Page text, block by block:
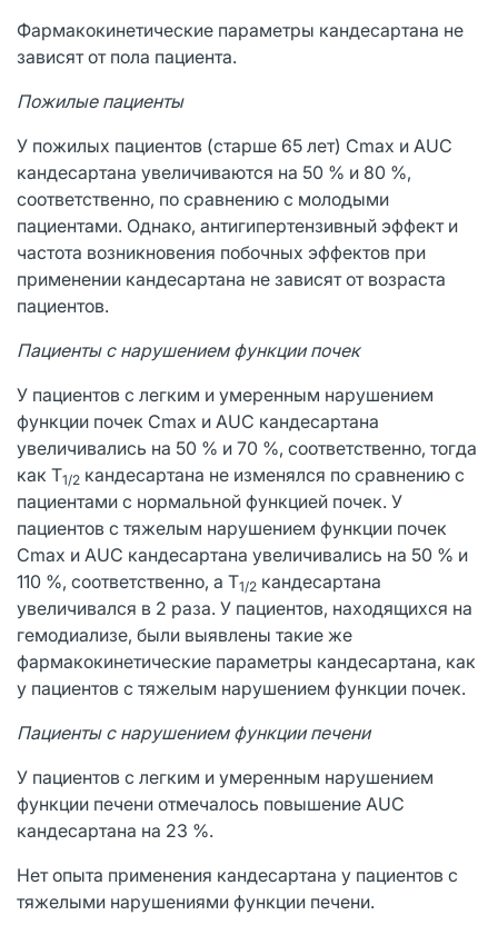
Фармакокинетические параметры кандесартана не
зависят от пола пациента.
Пожилые пациенты
У пожилых пациентов (старше 65 лет) Сmax и AUC
кандесартана увеличиваются на 50 % и 80 %,
соответственно, по сравнению с молодыми
пациентами. Однако, антигипертензивный эффект и
частота возникновения побочных эффектов при
применении кандесартана не зависят от возраста
пациентов.
Пациенты с нарушением функции почек
У пациентов с легким и умеренным нарушением
функции почек Cmax и AUC кандесартана
увеличивались на 50 % и 70 %, соответственно, тогда
как Т1/2 кандесартана не изменялся по сравнению с
пациентами с нормальной функцией почек. У
пациентов с тяжелым нарушением функции почек
Cmax и AUC кандесартана увеличивались на 50 % и
110 %, соответственно, а Т1/2 кандесартана
увеличивался в 2 раза. У пациентов, находящихся на
гемодиализе, были выявлены такие же
фармакокинетические параметры кандесартана, как
у пациентов с тяжелым нарушением функции почек.
Пациенты с нарушением функции печени
У пациентов с легким и умеренным нарушением
функции печени отмечалось повышение AUC
кандесартана на 23 %.
Нет опыта применения кандесартана у пациентов с
тяжелыми нарушениями функции печени.